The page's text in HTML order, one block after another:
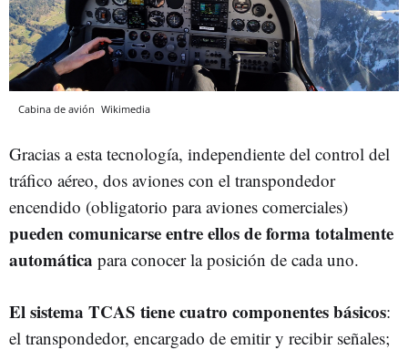
Cabina de avión Wikimedia
Gracias a esta tecnología, independiente del control del
tráfico aéreo, dos aviones con el transpondedor
encendido (obligatorio para aviones comerciales)
pueden comunicarse entre ellos de forma totalmente
automática para conocer la posición de cada uno.
El sistema TCAS tiene cuatro componentes básicos:
el transpondedor, encargado de emitir y recibir señales;